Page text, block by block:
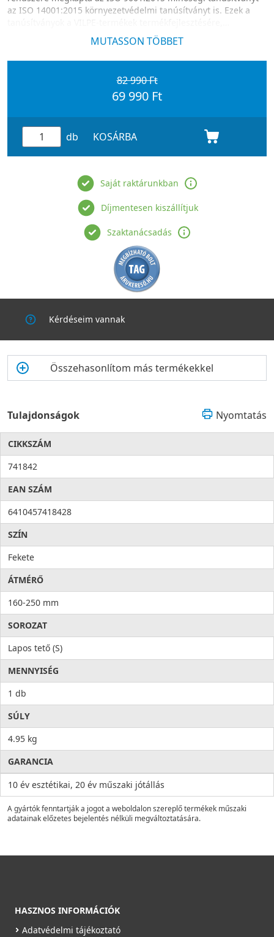
az ISO 14001:2015 környezetvédelmi tanúsítványt is. Ezek a
gyártására és értékesítésére vonatkoznak.
MUTASSON TÖBBET
82 990 Ft
69 990 Ft
db KOSÁRBA
Saját raktárunkban
Díjmentesen kiszállítjuk
Szaktanácsadás
Kérdéseim vannak
Összehasonlítom más termékekkel
Tulajdonságok Nyomtatás
CIKKSZÁM
741842
EAN SZÁM
6410457418428
SZÍN
Fekete
ÁTMÉRŐ
160-250 mm
SOROZAT
Lapos tető (S)
MENNYISÉG
1 db
SÚLY
4.95 kg
GARANCIA
10 év esztétikai, 20 év műszaki jótállás
A gyártók fenntartják a jogot a weboldalon szereplő termékek műszaki
adatainak előzetes bejelentés nélküli megváltoztatására.
HASZNOS INFORMÁCIÓK
Adatvédelmi tájékoztató